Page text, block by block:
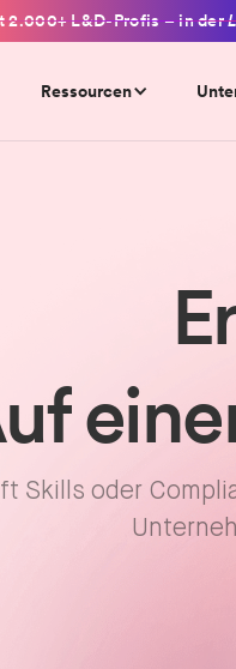
2.000+ L&D-Profis – in der
Ressourcen
Skills oder